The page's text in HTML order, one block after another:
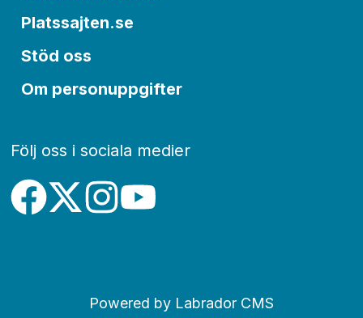
Platssajten.se
Stöd oss
Om personuppgifter
Följ oss i sociala medier
Powered by Labrador CMS